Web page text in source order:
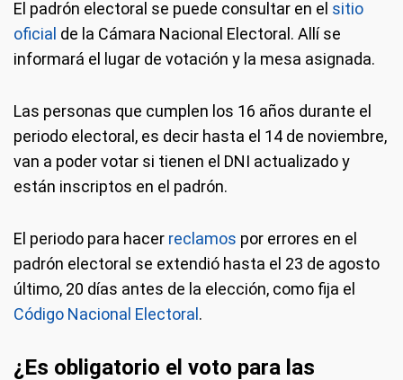
El padrón electoral se puede consultar en el sitio
oficial de la Cámara Nacional Electoral. Allí se
informará el lugar de votación y la mesa asignada.
Las personas que cumplen los 16 años durante el
periodo electoral, es decir hasta el 14 de noviembre,
van a poder votar si tienen el DNI actualizado y
están inscriptos en el padrón.
El periodo para hacer reclamos por errores en el
padrón electoral se extendió hasta el 23 de agosto
último, 20 días antes de la elección, como fija el
Código Nacional Electoral .
¿Es obligatorio el voto para las